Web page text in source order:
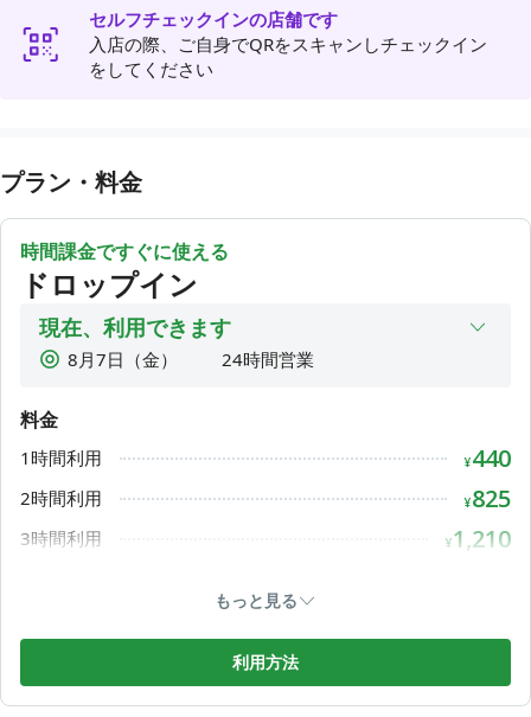
✓ 120センチの広々デスク＆背の高いパーティーション
✓ 10ギガの高速ネット環境
✓ 自習室としても利用可能
②モーニングプラン（平日7-10時使い放題）
③ナイトプラン（平日18-22時使い放題）
④ホリデープラン（土日祝日24時間利用可能）
その他、ナイト＆ホリデープラン等ございます。
お仕事だけでなく、受験勉強や資格勉強の場所としてもオス
スメです！
⚠️ご注意ください⚠️
✓ 大きな声で電話・web会議
✓ 外部からのゴミのお持ち込み
✓ トイレはきれいに
✓ 退出時に他のお客様がいなければ消灯＆エアコンをOFFに
ご利用される皆さまが気持ちよく過ごせるように、ご協力お
初めてご利用の方で場所が分からない場合はアプリ内「チェ
ックインまでの流れ（入店方法）」をご覧ください。
セルフチェックインの店舗です
入店の際、ご自身でQRをスキャンしチェックイン
をしてください
プラン・料金
時間課金ですぐに使える
ドロップイン
現在、利用できます
8月7日（金）
24時間営業
8月10日（月）
24時間営業
8月11日（火）
24時間営業
8月12日（水）
料金
1時間利用 ¥440
2時間利用 ¥825
3時間利用 ¥1,210
1DAY利用 ¥2,200
もっと見る
利用方法